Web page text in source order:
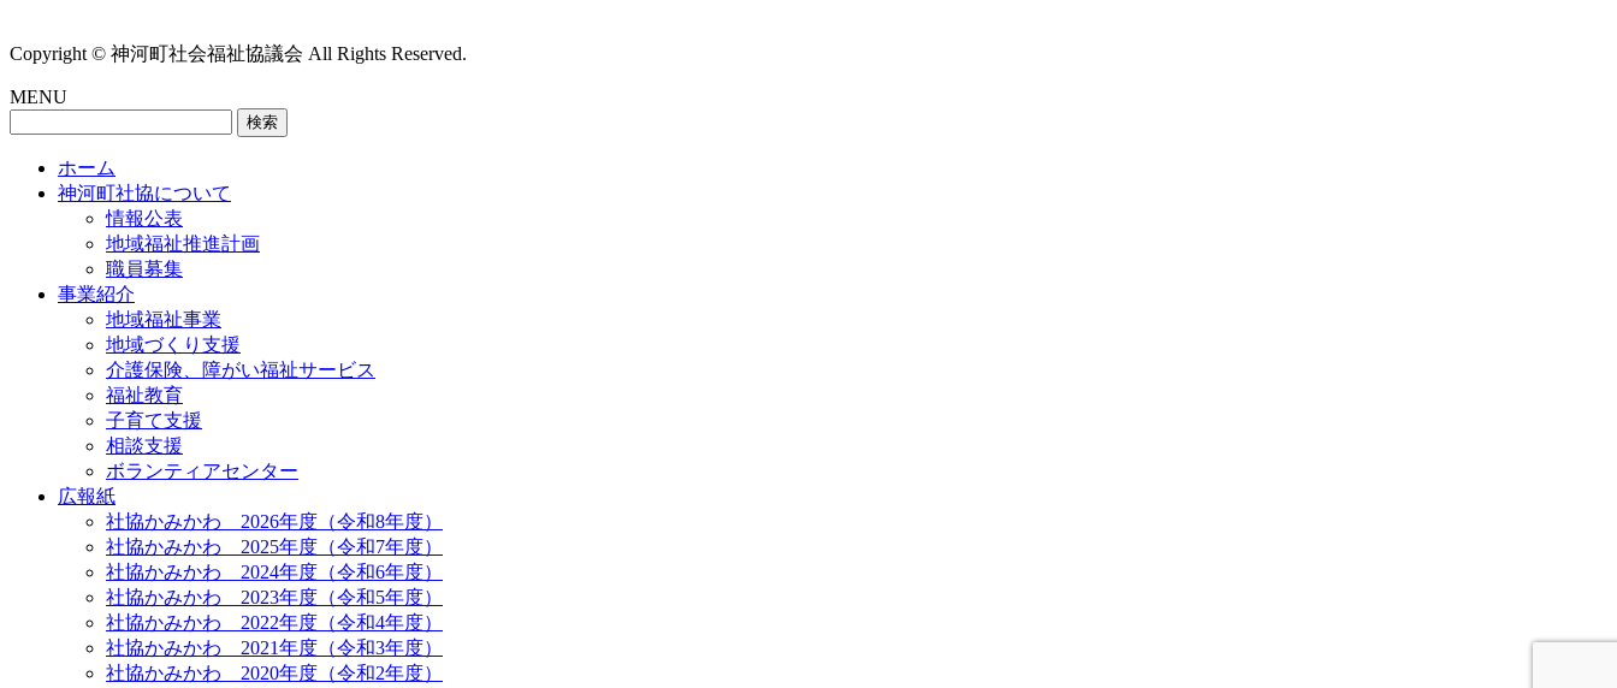
Copyright © 神河町社会福祉協議会 All Rights Reserved.
MENU
ホーム
神河町社協について
情報公表
地域福祉推進計画
職員募集
事業紹介
地域福祉事業
地域づくり支援
介護保険、障がい福祉サービス
福祉教育
子育て支援
相談支援
ボランティアセンター
広報紙
社協かみかわ 2026年度（令和8年度）
社協かみかわ 2025年度（令和7年度）
社協かみかわ 2024年度（令和6年度）
社協かみかわ 2023年度（令和5年度）
社協かみかわ 2022年度（令和4年度）
社協かみかわ 2021年度（令和3年度）
社協かみかわ 2020年度（令和2年度）